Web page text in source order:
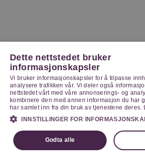
Dette nettstedet bruker
informasjonskapsler
Vi bruker informasjonskapsler for å tilpasse
analysere trafikken vår. Vi deler også
nettstedet vårt med våre annonserings- og
kombinere den med annen informasjon du har
har samlet inn fra din bruk av tjenestene deres.
INNSTILLINGER FOR
Godta alle